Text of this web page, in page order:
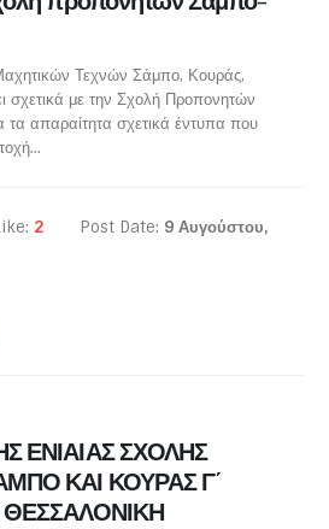
Τεχνών Σάμπο, Κουράς,
σχετικά με την Σχολή Προπονητών
απαραίτητα σχετικά έντυπα που
2 Post Date: 9 Αυγούστου,
ΕΝΙΑΙΑΣ ΣΧΟΛΗΣ
ΚΑΙ ΚΟΥΡΑΣ Γ΄
ΘΕΣΣΑΛΟΝΙΚΗ